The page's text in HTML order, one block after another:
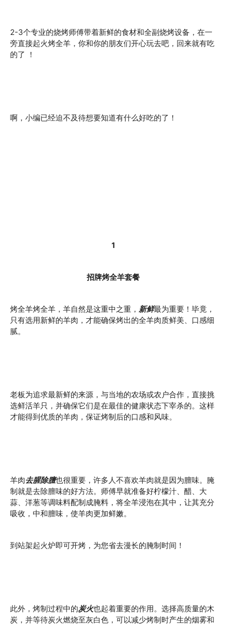
2-3个专业的烧烤师傅带着新鲜的食材和全副烧烤设备，在一
旁直接起火烤全羊，你和你的朋友们开心玩去吧，回来就有吃
的了 ！
啊，小编已经迫不及待想要知道有什么好吃的了！
1
招牌烤全羊套餐
烤全羊烤全羊，羊自然是这重中之重， 新鲜最为重要！毕竟，
只有选用新鲜的羊肉，才能确保烤出的全羊肉质鲜美、口感细
腻。
老板为追求最新鲜的来源，与当地的农场或农户合作，直接挑
选鲜活羊只，并确保它们是在最佳的健康状态下宰杀的。这样
才能得到优质的羊肉，保证烤制后的口感和风味。
羊肉去腥除膻也很重要，许多人不喜欢羊肉就是因为膻味。腌
制就是去除膻味的好方法。师傅早就准备好柠檬汁、醋、大
蒜、洋葱等调味料配制成腌料，将全羊浸泡在其中，让其充分
吸收，中和膻味，使羊肉更加鲜嫩。
到站架起火炉即可开烤，为您省去漫长的腌制时间！
此外，烤制过程中的炭火也起着重要的作用。选择高质量的木
炭，并等待炭火燃烧至灰白色，可以减少烤制时产生的烟雾和